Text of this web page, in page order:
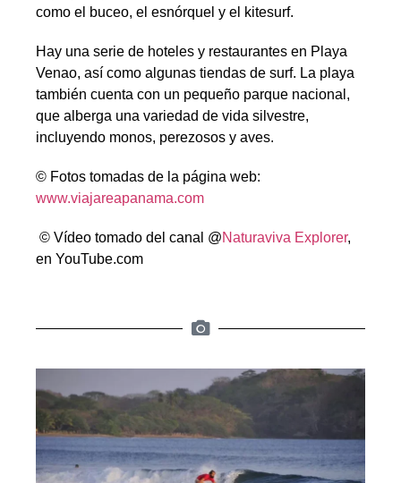
como el buceo, el esnórquel y el kitesurf.
Hay una serie de hoteles y restaurantes en Playa
Venao, así como algunas tiendas de surf. La playa
también cuenta con un pequeño parque nacional,
que alberga una variedad de vida silvestre,
incluyendo monos, perezosos y aves.
© Fotos tomadas de la página web:
www.viajareapanama.com
© Vídeo tomado del canal @Naturaviva Explorer,
en YouTube.com